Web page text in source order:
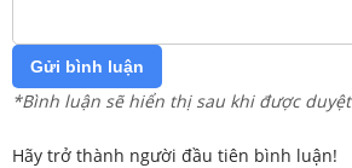
Gửi bình luận
*Bình luận sẽ hiển thị sau khi được duyệt
Hãy trở thành người đầu tiên bình luận!